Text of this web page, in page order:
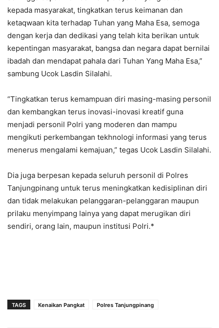
kepada masyarakat, tingkatkan terus keimanan dan
ketaqwaan kita terhadap Tuhan yang Maha Esa, semoga
dengan kerja dan dedikasi yang telah kita berikan untuk
kepentingan masyarakat, bangsa dan negara dapat bernilai
ibadah dan mendapat pahala dari Tuhan Yang Maha Esa,”
sambung Ucok Lasdin Silalahi.
“Tingkatkan terus kemampuan diri masing-masing personil
dan kembangkan terus inovasi-inovasi kreatif guna
menjadi personil Polri yang moderen dan mampu
mengikuti perkembangan tekhnologi informasi yang terus
menerus mengalami kemajuan,” tegas Ucok Lasdin Silalahi.
Dia juga berpesan kepada seluruh personil di Polres
Tanjungpinang untuk terus meningkatkan kedisiplinan diri
dan tidak melakukan pelanggaran-pelanggaran maupun
prilaku menyimpang lainya yang dapat merugikan diri
sendiri, orang lain, maupun institusi Polri.*
TAGS Kenaikan Pangkat Polres Tanjungpinang